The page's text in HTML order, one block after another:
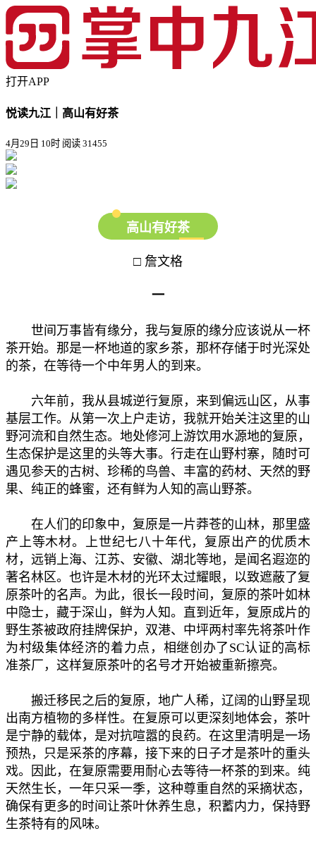
打开APP
悦读九江｜高山有好茶
4月29日 10时 阅读 31455
高山有好茶
□ 詹文格
一
世间万事皆有缘分，我与复原的缘分应该说从一杯
茶开始。那是一杯地道的家乡茶，那杯存储于时光深处
的茶，在等待一个中年男人的到来。
六年前，我从县城逆行复原，来到偏远山区，从事
基层工作。从第一次上户走访，我就开始关注这里的山
野河流和自然生态。地处修河上游饮用水源地的复原，
生态保护是这里的头等大事。行走在山野村寨，随时可
遇见参天的古树、珍稀的鸟兽、丰富的药材、天然的野
果、纯正的蜂蜜，还有鲜为人知的高山野茶。
在人们的印象中，复原是一片莽苍的山林，那里盛
产上等木材。上世纪七八十年代，复原出产的优质木
材，远销上海、江苏、安徽、湖北等地，是闻名遐迩的
著名林区。也许是木材的光环太过耀眼，以致遮蔽了复
原茶叶的名声。为此，很长一段时间，复原的茶叶如林
中隐士，藏于深山，鲜为人知。直到近年，复原成片的
野生茶被政府挂牌保护，双港、中坪两村率先将茶叶作
为村级集体经济的着力点，相继创办了SC认证的高标
准茶厂，这样复原茶叶的名号才开始被重新擦亮。
搬迁移民之后的复原，地广人稀，辽阔的山野呈现
出南方植物的多样性。在复原可以更深刻地体会，茶叶
是宁静的载体，是对抗喧嚣的良药。在这里清明是一场
预热，只是采茶的序幕，接下来的日子才是茶叶的重头
戏。因此，在复原需要用耐心去等待一杯茶的到来。纯
天然生长，一年只采一季，这种尊重自然的采摘状态，
确保有更多的时间让茶叶休养生息，积蓄内力，保持野
生茶特有的风味。